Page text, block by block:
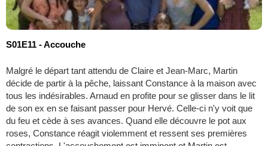
S01E11 - Accouche
Malgré le départ tant attendu de Claire et Jean-Marc, Martin
décide de partir à la pêche, laissant Constance à la maison avec
tous les indésirables. Arnaud en profite pour se glisser dans le lit
de son ex en se faisant passer pour Hervé. Celle-ci n'y voit que
du feu et cède à ses avances. Quand elle découvre le pot aux
roses, Constance réagit violemment et ressent ses premières